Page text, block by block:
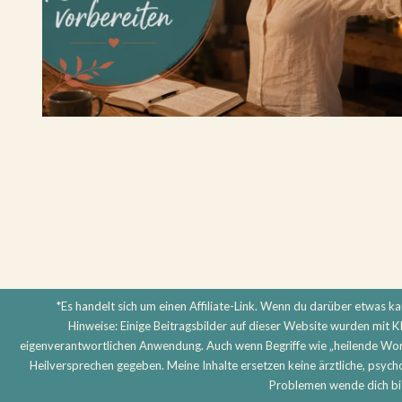
*Es handelt sich um einen Affiliate-Link. Wenn du darüber etwas
Hinweise: Einige Beitragsbilder auf dieser Website wurden mit
eigenverantwortlichen Anwendung. Auch wenn Begriffe wie „heilende
Heilversprechen gegeben. Meine Inhalte ersetzen keine ärztliche,
Problemen wende dich